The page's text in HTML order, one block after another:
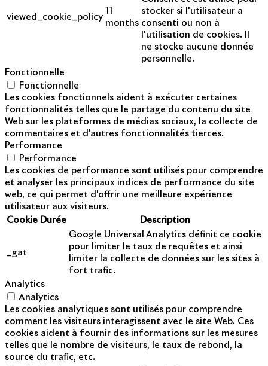
viewed_cookie_policy
months
stocker si l'utilisateur a
consenti ou non à
l'utilisation de cookies. Il
ne stocke aucune donnée
personnelle.
Fonctionnelle
Fonctionnelle
Les cookies fonctionnels aident à exécuter certaines
fonctionnalités telles que le partage du contenu du site
Web sur les plateformes de médias sociaux, la collecte de
commentaires et d'autres fonctionnalités tierces.
Performance
Performance
Les cookies de performance sont utilisés pour comprendre
et analyser les principaux indices de performance du site
web, ce qui permet d'offrir une meilleure expérience
utilisateur aux visiteurs.
Cookie Durée Description
_gat
Google Universal Analytics définit ce cookie
pour limiter le taux de requêtes et ainsi
limiter la collecte de données sur les sites à
fort trafic.
Analytics
Analytics
Les cookies analytiques sont utilisés pour comprendre
comment les visiteurs interagissent avec le site Web. Ces
cookies aident à fournir des informations sur les mesures
telles que le nombre de visiteurs, le taux de rebond, la
source du trafic, etc.